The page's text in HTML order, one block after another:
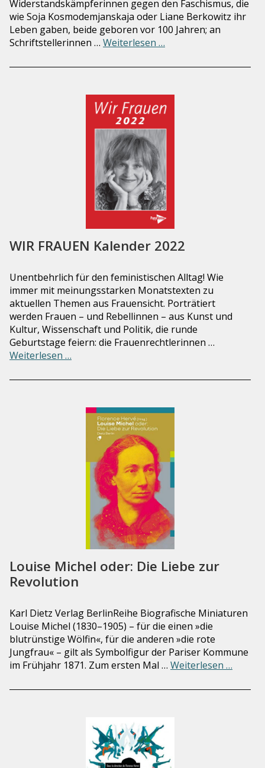
Widerstandskämpferinnen gegen den Faschismus, die
wie Soja Kosmodemjanskaja oder Liane Berkowitz ihr
Leben gaben, beide geboren vor 100 Jahren; an
Schriftstellerinnen … Weiterlesen …
WIR FRAUEN Kalender 2022
Unentbehrlich für den feministischen Alltag! Wie
immer mit meinungsstarken Monatstexten zu
aktuellen Themen aus Frauensicht. Porträtiert
werden Frauen – und Rebellinnen – aus Kunst und
Kultur, Wissenschaft und Politik, die runde
Geburtstage feiern: die Frauenrechtlerinnen …
Weiterlesen …
Louise Michel oder: Die Liebe zur
Revolution
Karl Dietz Verlag BerlinReihe Biografische Miniaturen
Louise Michel (1830–1905) – für die einen »die
blutrünstige Wölfin«, für die anderen »die rote
Jungfrau« – gilt als Symbolfigur der Pariser Kommune
im Frühjahr 1871. Zum ersten Mal … Weiterlesen …